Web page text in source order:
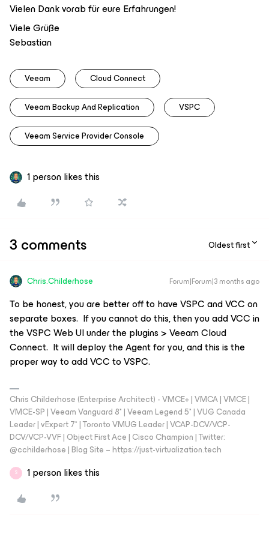
Vielen Dank vorab für eure Erfahrungen!
Viele Grüße
Sebastian
Veeam Cloud Connect
Veeam Backup And Replication VSPC
Veeam Service Provider Console
1 person likes this
3 comments Oldest first
Chris.Childerhose Forum|Forum|3 months ago
To be honest, you are better off to have VSPC and VCC on
separate boxes. If you cannot do this, then you add VCC in
the VSPC Web UI under the plugins > Veeam Cloud
Connect. It will deploy the Agent for you, and this is the
proper way to add VCC to VSPC.
Chris Childerhose (Enterprise Architect) - VMCE+ | VMCA | VMCE |
VMCE-SP | Veeam Vanguard 8* | Veeam Legend 5* | VUG Canada
Leader | vExpert 7* | Toronto VMUG Leader | VCAP-DCV/VCP-
DCV/VCP-VVF | Object First Ace | Cisco Champion | Twitter:
@cchilderhose | Blog Site – https://just-virtualization.tech
S 1 person likes this